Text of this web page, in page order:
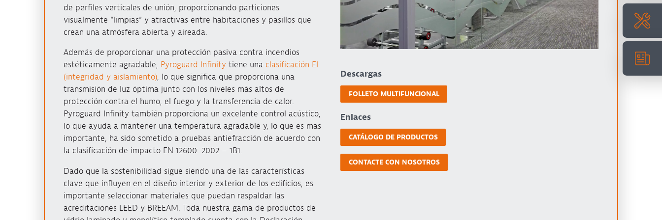
de perfiles verticales de unión, proporcionando particiones
visualmente “limpias” y atractivas entre habitaciones y pasillos que
crean una atmósfera abierta y aireada.
Además de proporcionar una protección pasiva contra incendios
estéticamente agradable, Pyroguard Infinity tiene una clasificación EI
(integridad y aislamiento), lo que significa que proporciona una
transmisión de luz óptima junto con los niveles más altos de
protección contra el humo, el fuego y la transferencia de calor.
Pyroguard Infinity también proporciona un excelente control acústico,
lo que ayuda a mantener una temperatura agradable y, lo que es más
importante, ha sido sometido a pruebas antiefracción de acuerdo con
la clasificación de impacto EN 12600: 2002 – 1B1.
Dado que la sostenibilidad sigue siendo una de las características
clave que influyen en el diseño interior y exterior de los edificios, es
importante seleccionar materiales que puedan respaldar las
acreditaciones LEED y BREEAM. Toda nuestra gama de productos de
Descargas
FOLLETO MULTIFUNCIONAL
Enlaces
CATÁLOGO DE PRODUCTOS
CONTACTE CON NOSOTROS